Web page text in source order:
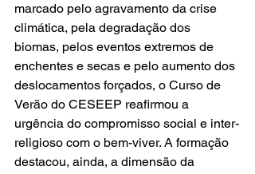
marcado pelo agravamento da crise
climática, pela degradação dos
biomas, pelos eventos extremos de
enchentes e secas e pelo aumento dos
deslocamentos forçados, o Curso de
Verão do CESEEP reafirmou a
urgência do compromisso social e inter-
religioso com o bem-viver. A formação
destacou, ainda, a dimensão da